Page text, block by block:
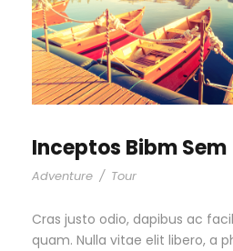
Inceptos Bibm Sem
Adventure / Tour
Cras justo odio, dapibus ac
quam. Nulla vitae elit libero, a